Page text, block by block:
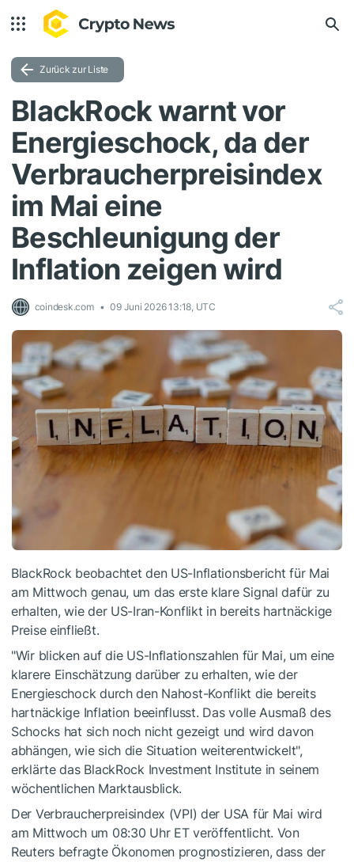
Zurück zur Liste
BlackRock warnt vor
Energieschock, da der
Verbraucherpreisindex
im Mai eine
Beschleunigung der
Inflation zeigen wird
coindesk.com 09 Juni 2026 13:18, UTC
BlackRock beobachtet den US-Inflationsbericht für Mai
am Mittwoch genau, um das erste klare Signal dafür zu
erhalten, wie der US-Iran-Konflikt in bereits hartnäckige
Preise einfließt.
"Wir blicken auf die US-Inflationszahlen für Mai, um eine
klarere Einschätzung darüber zu erhalten, wie der
Energieschock durch den Nahost-Konflikt die bereits
hartnäckige Inflation beeinflusst. Das volle Ausmaß des
Schocks hat sich noch nicht gezeigt und wird davon
abhängen, wie sich die Situation weiterentwickelt",
erklärte das BlackRock Investment Institute in seinem
wöchentlichen Marktausblick.
Der Verbraucherpreisindex (VPI) der USA für Mai wird
am Mittwoch um 08:30 Uhr ET veröffentlicht. Von
Reuters befragte Ökonomen prognostizieren, dass der